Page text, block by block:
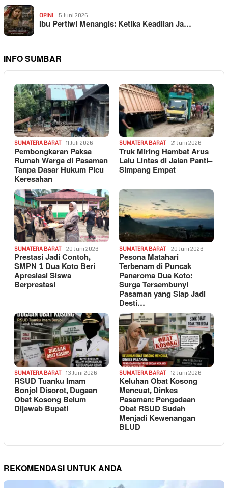
OPINI 5 Juni 2026
Ibu Pertiwi Menangis: Ketika Keadilan Ja…
INFO SUMBAR
SUMATERA BARAT 11 Juli 2026
Pembongkaran Paksa
Rumah Warga di Pasaman
Tanpa Dasar Hukum Picu
Keresahan
SUMATERA BARAT 21 Juni 2026
Truk Miring Hambat Arus
Lalu Lintas di Jalan Panti–
Simpang Empat
SUMATERA BARAT 20 Juni 2026
Prestasi Jadi Contoh,
SMPN 1 Dua Koto Beri
Apresiasi Siswa
Berprestasi
SUMATERA BARAT 20 Juni 2026
Pesona Matahari
Terbenam di Puncak
Panaroma Dua Koto:
Surga Tersembunyi
Pasaman yang Siap Jadi
Desti…
SUMATERA BARAT 13 Juni 2026
RSUD Tuanku Imam
Bonjol Disorot, Dugaan
Obat Kosong Belum
Dijawab Bupati
SUMATERA BARAT 12 Juni 2026
Keluhan Obat Kosong
Mencuat, Dinkes
Pasaman: Pengadaan
Obat RSUD Sudah
Menjadi Kewenangan
BLUD
REKOMENDASI UNTUK ANDA